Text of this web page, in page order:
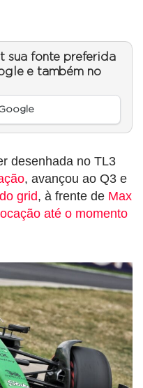
sua fonte preferida
e também no
desenhada no TL3
, avançou ao Q3 e
grid, à frente de Max
até o momento